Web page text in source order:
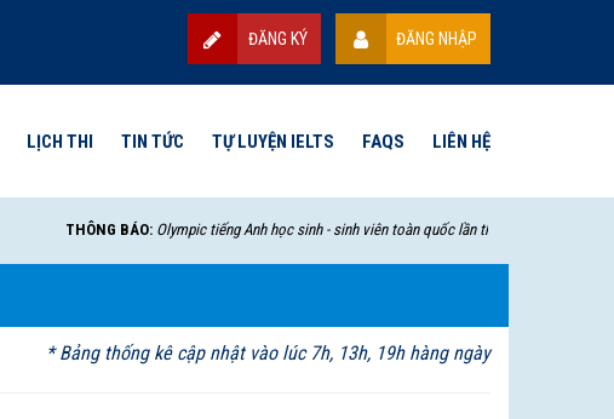
ĐĂNG KÝ ĐĂNG NHẬP
THÔNG BÁO: Olympic tiếng Anh học sinh - sinh viên toàn quốc lần thứ VII - 2025 sẽ bắt đầu
LỊCH THI TIN TỨC TỰ LUYỆN IELTS FAQS LIÊN HỆ
* Bảng thống kê cập nhật vào lúc 7h, 13h, 19h hàng ngày